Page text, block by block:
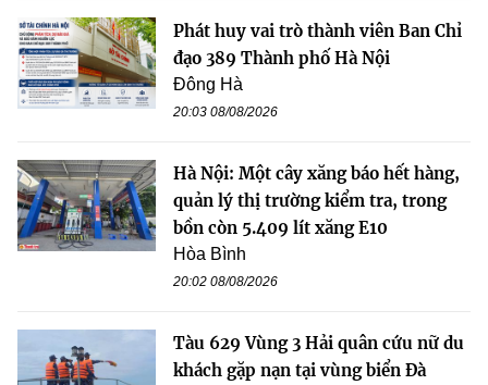
Phát huy vai trò thành viên Ban Chỉ
đạo 389 Thành phố Hà Nội
Đông Hà
20:03 08/08/2026
Hà Nội: Một cây xăng báo hết hàng,
quản lý thị trường kiểm tra, trong
bồn còn 5.409 lít xăng E10
Hòa Bình
20:02 08/08/2026
Tàu 629 Vùng 3 Hải quân cứu nữ du
khách gặp nạn tại vùng biển Đà